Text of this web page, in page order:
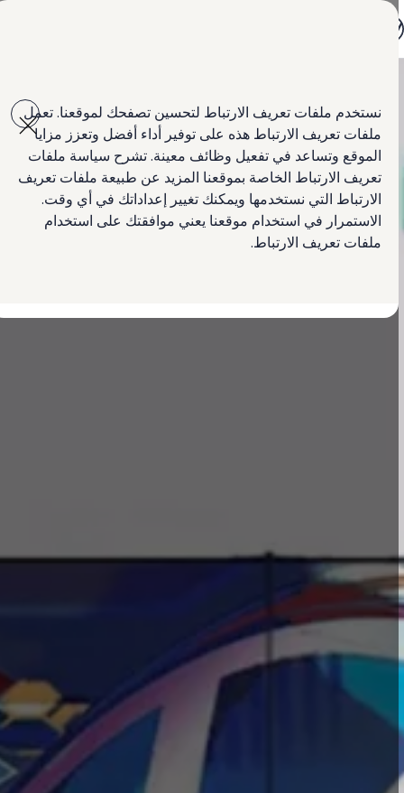
نستخدم ملفات تعريف الارتباط لتحسين تصفحك لموقعنا. تعمل
ملفات تعريف الارتباط هذه على توفير أداء أفضل وتعزز مزايا
الموقع وتساعد في تفعيل وظائف معينة. تشرح سياسة ملفات
تعريف الارتباط الخاصة بموقعنا المزيد عن طبيعة ملفات تعريف
الارتباط التي نستخدمها ويمكنك تغيير إعداداتك في أي وقت.
الاستمرار في استخدام موقعنا يعني موافقتك على استخدام
ملفات تعريف الارتباط.
main
content
footer
تي روك
تيغوان
تيرامونت
طوارق
أماروك الجديدة
كادي كارغو
كرافتر
العروض
السيارات المستعملة
لمالكي وأصحاب السيارة